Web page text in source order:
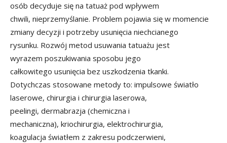
osób decyduje się na tatuaż pod wpływem
chwili, nieprzemyślanie. Problem pojawia się w momencie
zmiany decyzji i potrzeby usunięcia niechcianego
rysunku. Rozwój metod usuwania tatuażu jest
wyrazem poszukiwania sposobu jego
całkowitego usunięcia bez uszkodzenia tkanki.
Dotychczas stosowane metody to: impulsowe światło
laserowe, chirurgia i chirurgia laserowa,
peelingi, dermabrazja (chemiczna i
mechaniczna), kriochirurgia, elektrochirurgia,
koagulacja światłem z zakresu podczerwieni,